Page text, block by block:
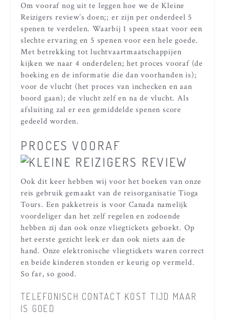
Om vooraf nog uit te leggen hoe we de Kleine
Reizigers review’s doen;; er zijn per onderdeel 5
spenen te verdelen. Waarbij 1 speen staat voor een
slechte ervaring en 5 spenen voor een hele goede.
Met betrekking tot luchtvaartmaatschappijen
kijken we naar 4 onderdelen; het proces vooraf (de
boeking en de informatie die dan voorhanden is);
voor de vlucht (het proces van inchecken en aan
boord gaan); de vlucht zelf en na de vlucht. Als
afsluiting zal er een gemiddelde spenen score
gedeeld worden.
PROCES VOORAF
Ook dit keer hebben wij voor het boeken van onze
reis gebruik gemaakt van de reisorganisatie Tioga
Tours. Een pakketreis is voor Canada namelijk
voordeliger dan het zelf regelen en zodoende
hebben zij dan ook onze vliegtickets geboekt. Op
het eerste gezicht leek er dan ook niets aan de
hand. Onze elektronische vliegtickets waren correct
en beide kinderen stonden er keurig op vermeld.
So far, so good.
TELEFONISCH CONTACT KOST TIJD MAAR
IS GOED